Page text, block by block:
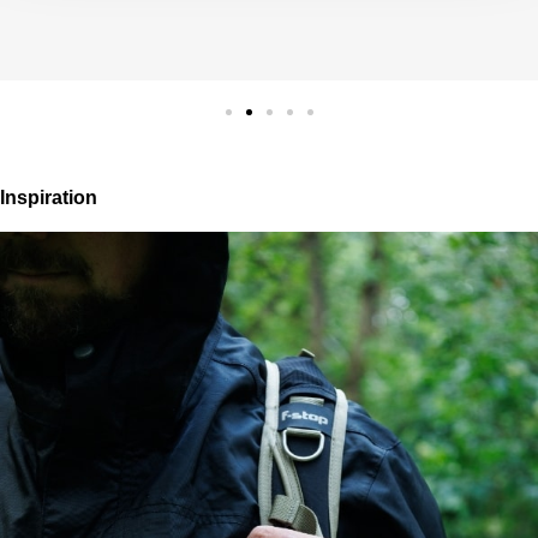
Inspiration